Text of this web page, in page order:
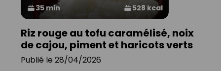
35 min 528 kcal
Riz rouge au tofu caramélisé, noix
de cajou, piment et haricots verts
Publié le 28/04/2026